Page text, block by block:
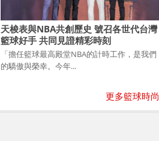
天梭表與NBA共創歷史 號召各世代台灣
籃球好手 共同見證精彩時刻
「擔任籃球最高殿堂NBA的計時工作，是我們
的驕傲與榮幸。今年...
更多籃球時尚